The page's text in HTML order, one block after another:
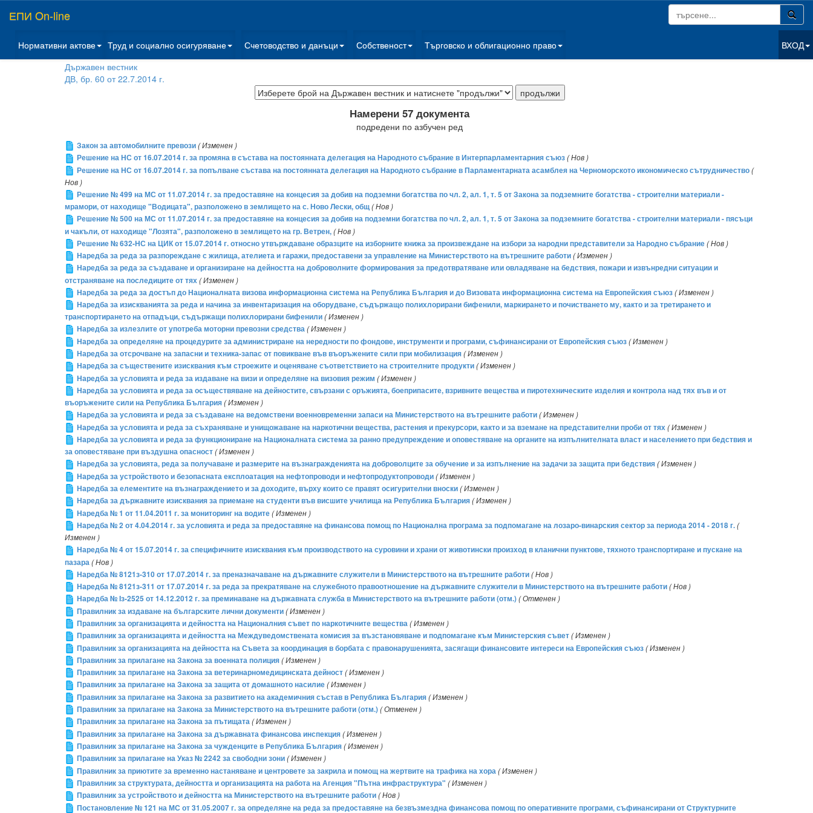
ЕПИ On-line
Нормативни актове Труд и социално осигуряване Счетоводство и данъци Собственост Търговско и облигационно право
ВХОД
Държавен вестник
ДВ, бр. 60 от 22.7.2014 г.
Намерени 57 документа
подредени по азбучен ред
Закон за автомобилните превози( Изменен )
Решение на НС от 16.07.2014 г. за промяна в състава на постоянната делегация на Народното събрание в Интерпарламентарния съюз( Нов )
Решение на НС от 16.07.2014 г. за попълване състава на постоянната делегация на Народното събрание в Парламентарната асамблея на Черноморското икономическо сътрудничество(
Нов )
Решение № 499 на МС от 11.07.2014 г. за предоставяне на концесия за добив на подземни богатства по чл. 2, ал. 1, т. 5 от Закона за подземните богатства - строителни материали -
мрамори, от находище "Водицата", разположено в землището на с. Ново Лески, общ( Нов )
Решение № 500 на МС от 11.07.2014 г. за предоставяне на концесия за добив на подземни богатства по чл. 2, ал. 1, т. 5 от Закона за подземните богатства - строителни материали - пясъци
и чакъли, от находище "Лозята", разположено в землището на гр. Ветрен,( Нов )
Решение № 632-НС на ЦИК от 15.07.2014 г. относно утвърждаване образците на изборните книжа за произвеждане на избори за народни представители за Народно събрание( Нов )
Наредба за реда за разпореждане с жилища, ателиета и гаражи, предоставени за управление на Министерството на вътрешните работи( Изменен )
Наредба за реда за създаване и организиране на дейността на доброволните формирования за предотвратяване или овладяване на бедствия, пожари и извънредни ситуации и
отстраняване на последиците от тях( Изменен )
Наредба за реда за достъп до Националната визова информационна система на Република България и до Визовата информационна система на Европейския съюз( Изменен )
Наредба за изискванията за реда и начина за инвентаризация на оборудване, съдържащо полихлорирани бифенили, маркирането и почистването му, както и за третирането и
транспортирането на отпадъци, съдържащи полихлорирани бифенили( Изменен )
Наредба за излезлите от употреба моторни превозни средства( Изменен )
Наредба за определяне на процедурите за администриране на нередности по фондове, инструменти и програми, съфинансирани от Европейския съюз( Изменен )
Наредба за отсрочване на запасни и техника-запас от повикване във въоръжените сили при мобилизация( Изменен )
Наредба за съществените изисквания към строежите и оценяване съответствието на строителните продукти( Изменен )
Наредба за условията и реда за издаване на визи и определяне на визовия режим ( Изменен )
Наредба за условията и реда за осъществяване на дейностите, свързани с оръжията, боеприпасите, взривните вещества и пиротехническите изделия и контрола над тях във и от
въоръжените сили на Република България( Изменен )
Наредба за условията и реда за създаване на ведомствени военновременни запаси на Министерството на вътрешните работи( Изменен )
Наредба за условията и реда за съхраняване и унищожаване на наркотични вещества, растения и прекурсори, както и за вземане на представителни проби от тях( Изменен )
Наредба за условията и реда за функциониране на Националната система за ранно предупреждение и оповестяване на органите на изпълнителната власт и населението при бедствия и
за оповестяване при въздушна опасност( Изменен )
Наредба за условията, реда за получаване и размерите на възнагражденията на доброволците за обучение и за изпълнение на задачи за защита при бедствия( Изменен )
Наредба за устройството и безопасната експлоатация на нефтопроводи и нефтопродуктопроводи( Изменен )
Наредба за елементите на възнаграждението и за доходите, върху които се правят осигурителни вноски( Изменен )
Наредба за държавните изисквания за приемане на студенти във висшите училища на Република България( Изменен )
Наредба № 1 от 11.04.2011 г. за мониторинг на водите( Изменен )
Наредба № 2 от 4.04.2014 г. за условията и реда за предоставяне на финансова помощ по Национална програма за подпомагане на лозаро-винарския сектор за периода 2014 - 2018 г.(
Изменен )
Наредба № 4 от 15.07.2014 г. за специфичните изисквания към производството на суровини и храни от животински произход в кланични пунктове, тяхното транспортиране и пускане на
пазара( Нов )
Наредба № 8121з-310 от 17.07.2014 г. за преназначаване на държавните служители в Министерството на вътрешните работи( Нов )
Наредба № 8121з-311 от 17.07.2014 г. за реда за прекратяване на служебното правоотношение на държавните служители в Министерството на вътрешните работи( Нов )
Наредба № Iз-2525 от 14.12.2012 г. за преминаване на държавната служба в Министерството на вътрешните работи (отм.)( Отменен )
Правилник за издаване на българските лични документи( Изменен )
Правилник за организацията и дейността на Националния съвет по наркотичните вещества( Изменен )
Правилник за организацията и дейността на Междуведомствената комисия за възстановяване и подпомагане към Министерския съвет( Изменен )
Правилник за организацията на дейността на Съвета за координация в борбата с правонарушенията, засягащи финансовите интереси на Европейския съюз( Изменен )
Правилник за прилагане на Закона за военната полиция( Изменен )
Правилник за прилагане на Закона за ветеринарномедицинската дейност( Изменен )
Правилник за прилагане на Закона за защита от домашното насилие( Изменен )
Правилник за прилагане на Закона за развитието на академичния състав в Република България( Изменен )
Правилник за прилагане на Закона за Министерството на вътрешните работи (отм.)( Отменен )
Правилник за прилагане на Закона за пътищата( Изменен )
Правилник за прилагане на Закона за държавната финансова инспекция( Изменен )
Правилник за прилагане на Закона за чужденците в Република България( Изменен )
Правилник за прилагане на Указ № 2242 за свободни зони( Изменен )
Правилник за приютите за временно настаняване и центровете за закрила и помощ на жертвите на трафика на хора( Изменен )
Правилник за структурата, дейността и организацията на работа на Агенция "Пътна инфраструктура" ( Изменен )
Правилник за устройството и дейността на Министерството на вътрешните работи( Нов )
Постановление № 121 на МС от 31.05.2007 г. за определяне на реда за предоставяне на безвъзмездна финансова помощ по оперативните програми, съфинансирани от Структурните